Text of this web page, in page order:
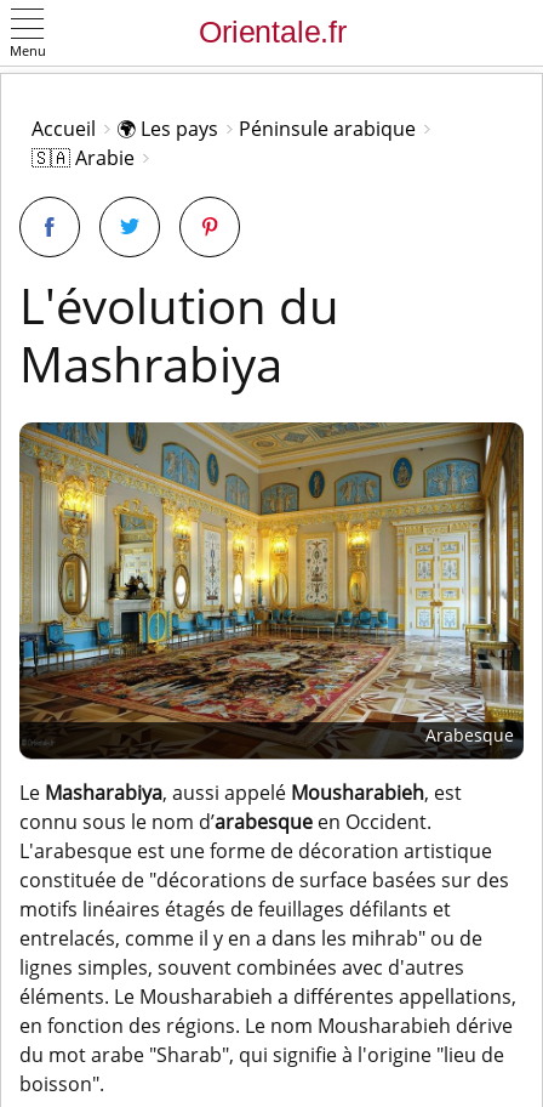
Menu
Accueil 🌍 Les pays
Péninsule arabique
🇸🇦 Arabie
L'évolution du
Mashrabiya
Arabesque
Le Masharabiya, aussi appelé Mousharabieh, est
connu sous le nom d’arabesque en Occident.
L'arabesque est une forme de décoration artistique
constituée de "décorations de surface basées sur des
motifs linéaires étagés de feuillages défilants et
entrelacés, comme il y en a dans les mihrab" ou de
lignes simples, souvent combinées avec d'autres
éléments. Le Mousharabieh a différentes appellations,
en fonction des régions. Le nom Mousharabieh dérive
du mot arabe "Sharab", qui signifie à l'origine "lieu de
boisson".